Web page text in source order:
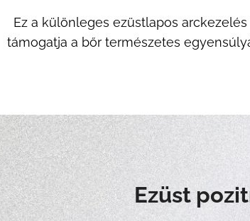
Ez a különleges ezüstlapos
támogatja a bőr természetes
Ezüst